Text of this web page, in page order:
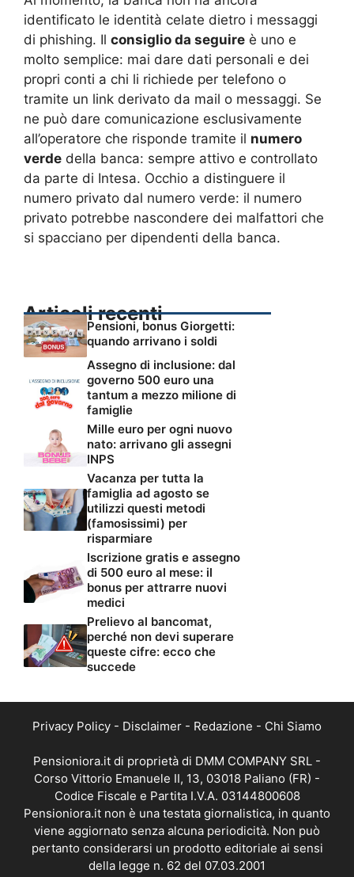
identificato le identità celate dietro i messaggi
di phishing. Il consiglio da seguire è uno e
molto semplice: mai dare dati personali e dei
propri conti a chi li richiede per telefono o
tramite un link derivato da mail o messaggi. Se
ne può dare comunicazione esclusivamente
all’operatore che risponde tramite il numero
verde della banca: sempre attivo e controllato
da parte di Intesa. Occhio a distinguere il
numero privato dal numero verde: il numero
privato potrebbe nascondere dei malfattori che
si spacciano per dipendenti della banca.
Articoli recenti
Pensioni, bonus Giorgetti:
quando arrivano i soldi
Assegno di inclusione: dal
governo 500 euro una
tantum a mezzo milione di
famiglie
Mille euro per ogni nuovo
nato: arrivano gli assegni
INPS
Vacanza per tutta la
famiglia ad agosto se
utilizzi questi metodi
(famosissimi) per
risparmiare
Iscrizione gratis e assegno
di 500 euro al mese: il
bonus per attrarre nuovi
medici
Prelievo al bancomat,
perché non devi superare
queste cifre: ecco che
succede
Privacy Policy - Disclaimer - Redazione - Chi Siamo
Pensioniora.it di proprietà di DMM COMPANY SRL -
Corso Vittorio Emanuele II, 13, 03018 Paliano (FR) -
Codice Fiscale e Partita I.V.A. 03144800608
Pensioniora.it non è una testata giornalistica, in quanto
viene aggiornato senza alcuna periodicità. Non può
pertanto considerarsi un prodotto editoriale ai sensi
della legge n. 62 del 07.03.2001